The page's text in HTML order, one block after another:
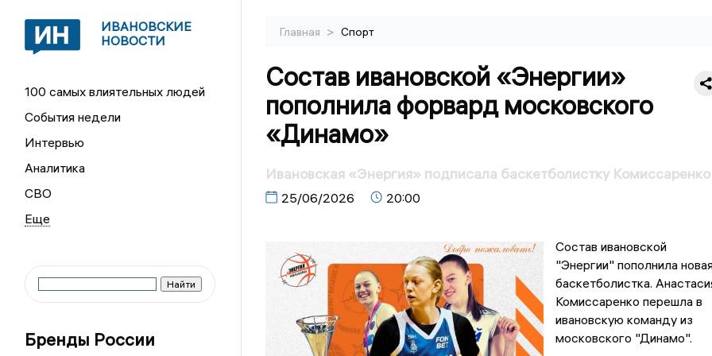
ИВАНОВСКИЕ
НОВОСТИ
100 самых влиятельных людей
События недели
Интервью
Аналитика
СВО
Бренды России
Главная > Спорт
Состав ивановской «Энергии»
пополнила форвард московского
«Динамо»
Ивановская «Энергия» подписала баскетболистку Комиссаренко
25/06/2026 20:00
Состав ивановской
"Энергии" пополнила
баскетболистка.
Комиссаренко перешла в
ивановскую команду из
московского "Динамо".